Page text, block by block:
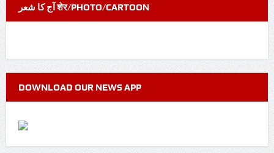
آج کا شعر शेर/PHOTO/CARTOON
DOWNLOAD OUR NEWS APP